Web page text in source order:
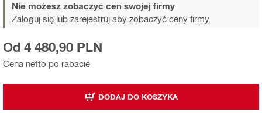
Nie możesz zobaczyć cen swojej firmy
Zaloguj się lub zarejestruj aby zobaczyć ceny firmy.
Cena netto po rabacie
Od 4 480,90 PLN
DODAJ DO KOSZYKA